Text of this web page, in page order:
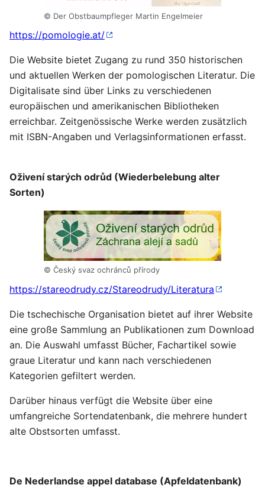
© Der Obstbaumpfleger Martin Engelmeier
https://pomologie.at/
Die Website bietet Zugang zu rund 350 historischen
und aktuellen Werken der pomologischen Literatur. Die
Digitalisate sind über Links zu verschiedenen
europäischen und amerikanischen Bibliotheken
erreichbar. Zeitgenössische Werke werden zusätzlich
mit ISBN-Angaben und Verlagsinformationen erfasst.
Oživení starých odrůd (Wiederbelebung alter
Sorten)
© Český svaz ochránců přírody
https://stareodrudy.cz/Stareodrudy/Literatura
Die tschechische Organisation bietet auf ihrer Website
eine große Sammlung an Publikationen zum Download
an. Die Auswahl umfasst Bücher, Fachartikel sowie
graue Literatur und kann nach verschiedenen
Kategorien gefiltert werden.
Darüber hinaus verfügt die Website über eine
umfangreiche Sortendatenbank, die mehrere hundert
alte Obstsorten umfasst.
De Nederlandse appel database (Apfeldatenbank)